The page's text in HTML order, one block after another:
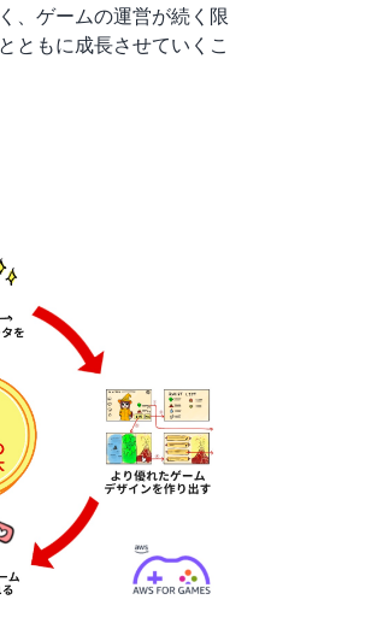
、ゲームの運営が続く限
ともに成長させていくこ